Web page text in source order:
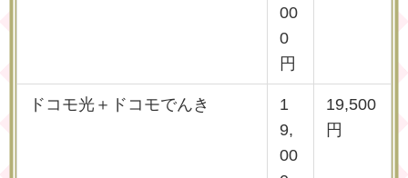
00
0
円
ドコモ光＋ドコモでんき
1
9,
00
19,500
円